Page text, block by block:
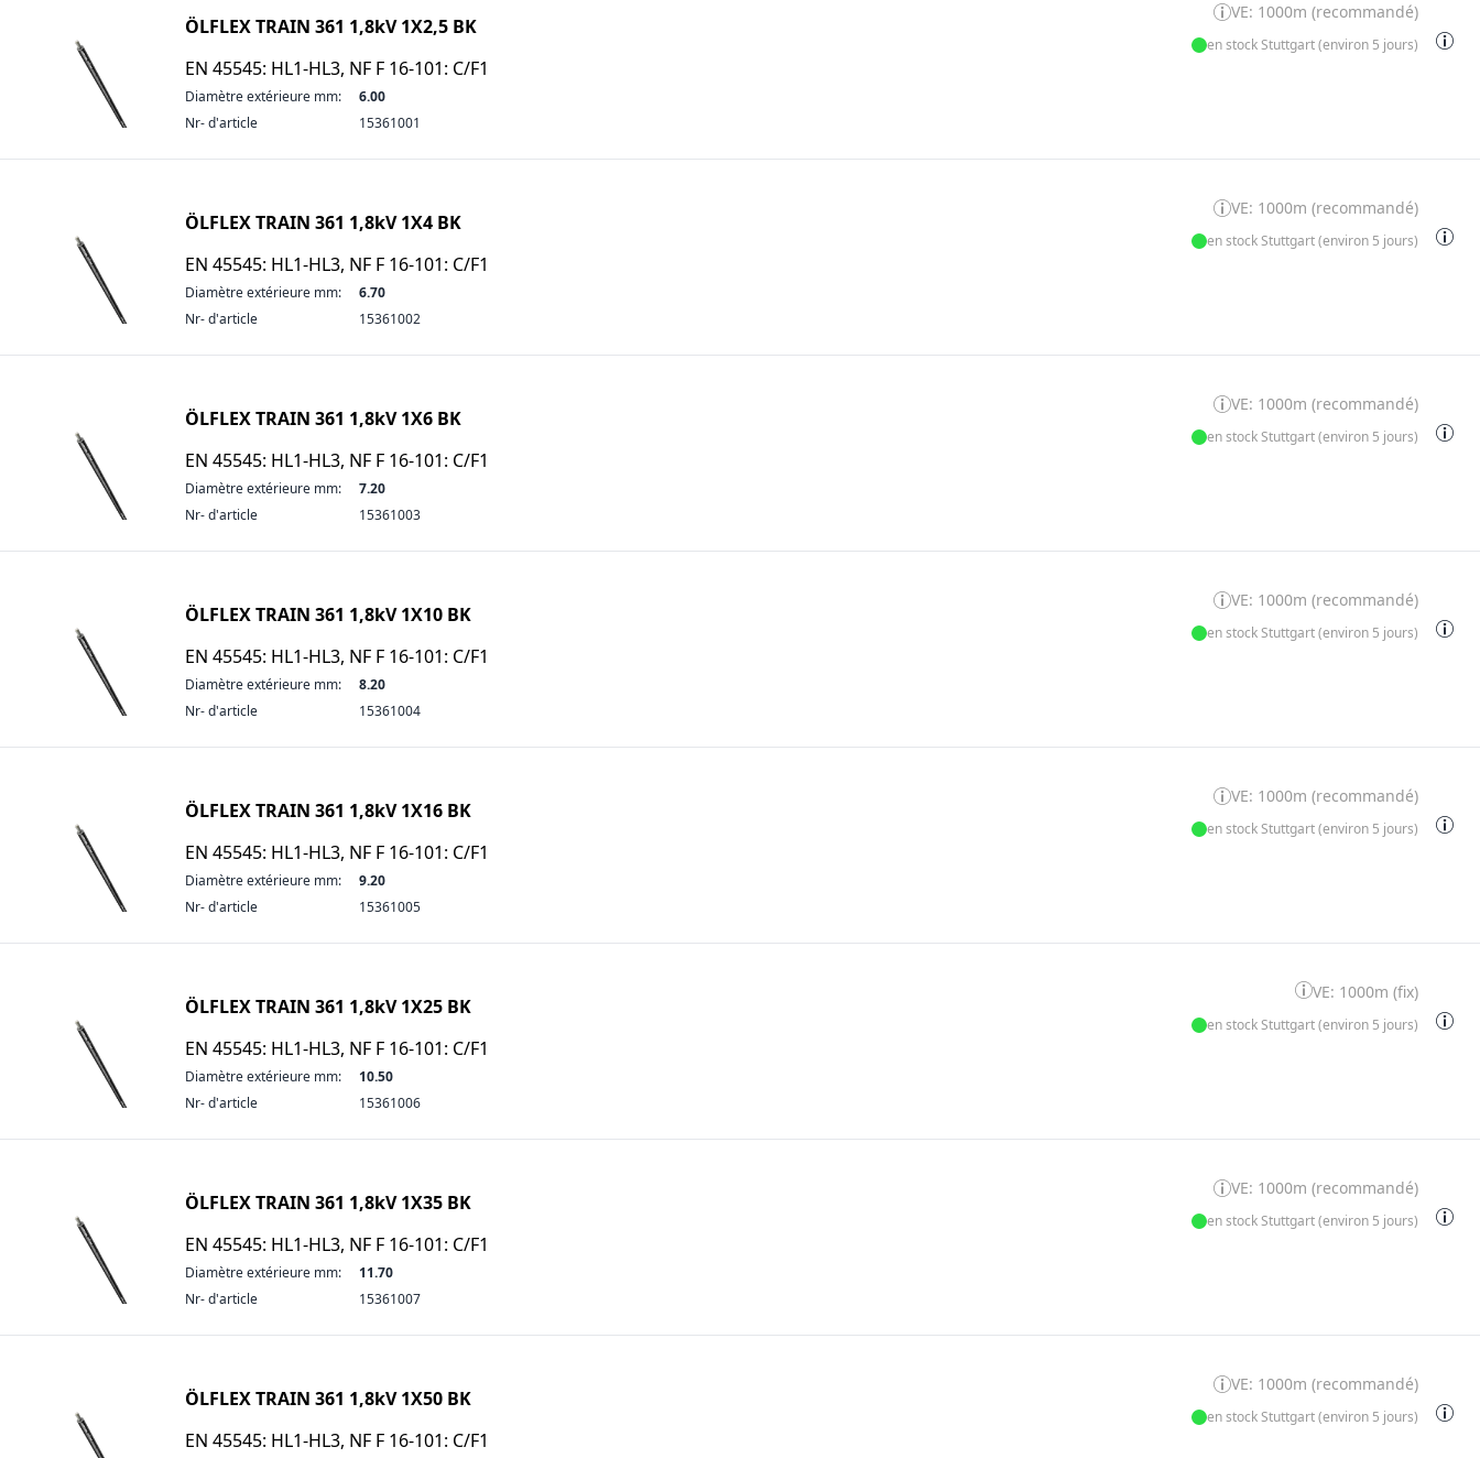
ÖLFLEX TRAIN 361 1,8kV 1X2,5 BK
EN 45545: HL1-HL3, NF F 16-101: C/F1
Diamètre extérieure mm:
6.00
Nr- d'article
15361001
VE: 1000m (recommandé)
en stock Stuttgart (environ 5 jours)
ÖLFLEX TRAIN 361 1,8kV 1X4 BK
EN 45545: HL1-HL3, NF F 16-101: C/F1
Diamètre extérieure mm:
6.70
Nr- d'article
15361002
VE: 1000m (recommandé)
en stock Stuttgart (environ 5 jours)
ÖLFLEX TRAIN 361 1,8kV 1X6 BK
EN 45545: HL1-HL3, NF F 16-101: C/F1
Diamètre extérieure mm:
7.20
Nr- d'article
15361003
VE: 1000m (recommandé)
en stock Stuttgart (environ 5 jours)
ÖLFLEX TRAIN 361 1,8kV 1X10 BK
EN 45545: HL1-HL3, NF F 16-101: C/F1
Diamètre extérieure mm:
8.20
Nr- d'article
15361004
VE: 1000m (recommandé)
en stock Stuttgart (environ 5 jours)
ÖLFLEX TRAIN 361 1,8kV 1X16 BK
EN 45545: HL1-HL3, NF F 16-101: C/F1
Diamètre extérieure mm:
9.20
Nr- d'article
15361005
VE: 1000m (recommandé)
en stock Stuttgart (environ 5 jours)
ÖLFLEX TRAIN 361 1,8kV 1X25 BK
EN 45545: HL1-HL3, NF F 16-101: C/F1
Diamètre extérieure mm:
10.50
Nr- d'article
15361006
VE: 1000m (fix)
en stock Stuttgart (environ 5 jours)
ÖLFLEX TRAIN 361 1,8kV 1X35 BK
EN 45545: HL1-HL3, NF F 16-101: C/F1
Diamètre extérieure mm:
11.70
Nr- d'article
15361007
VE: 1000m (recommandé)
en stock Stuttgart (environ 5 jours)
ÖLFLEX TRAIN 361 1,8kV 1X50 BK
EN 45545: HL1-HL3, NF F 16-101: C/F1
VE: 1000m (recommandé)
en stock Stuttgart (environ 5 jours)